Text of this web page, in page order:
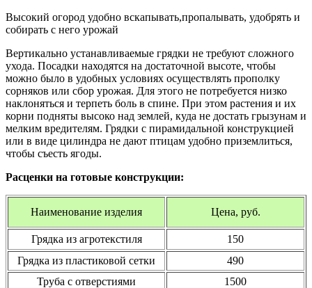
Высокий огород удобно вскапывать,пропалывать, удобрять и
собирать с него урожай
Вертикально устанавливаемые грядки не требуют сложного
ухода. Посадки находятся на достаточной высоте, чтобы
можно было в удобных условиях осуществлять прополку
сорняков или сбор урожая. Для этого не потребуется низко
наклоняться и терпеть боль в спине. При этом растения и их
корни подняты высоко над землей, куда не достать грызунам и
мелким вредителям. Грядки с пирамидальной конструкцией
или в виде цилиндра не дают птицам удобно приземлиться,
чтобы съесть ягоды.
Расценки на готовые конструкции:
Наименование изделия Цена, руб.
Грядка из агротекстиля
150
Грядка из пластиковой сетки
490
Труба с отверстиями
1500